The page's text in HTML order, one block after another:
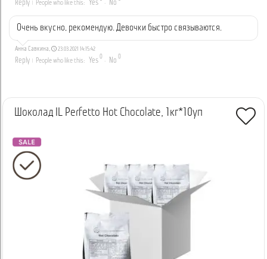
Reply People who like this: Yes · No
Очень вкусно, рекомендую. Девочки быстро связываются.
Анна Савкина, 23.03.2021 14:15:42
Reply People who like this: Yes 0
· No 0
Шоколад IL Perfetto Hot Chocolate, 1кг*10уп